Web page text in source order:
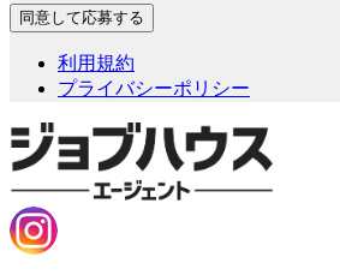
利用規約
プライバシーポリシー